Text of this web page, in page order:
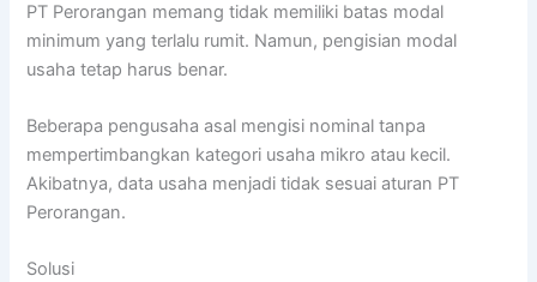
PT Perorangan memang tidak memiliki batas modal
minimum yang terlalu rumit. Namun, pengisian modal
usaha tetap harus benar.
Beberapa pengusaha asal mengisi nominal tanpa
mempertimbangkan kategori usaha mikro atau kecil.
Akibatnya, data usaha menjadi tidak sesuai aturan PT
Perorangan.
Solusi